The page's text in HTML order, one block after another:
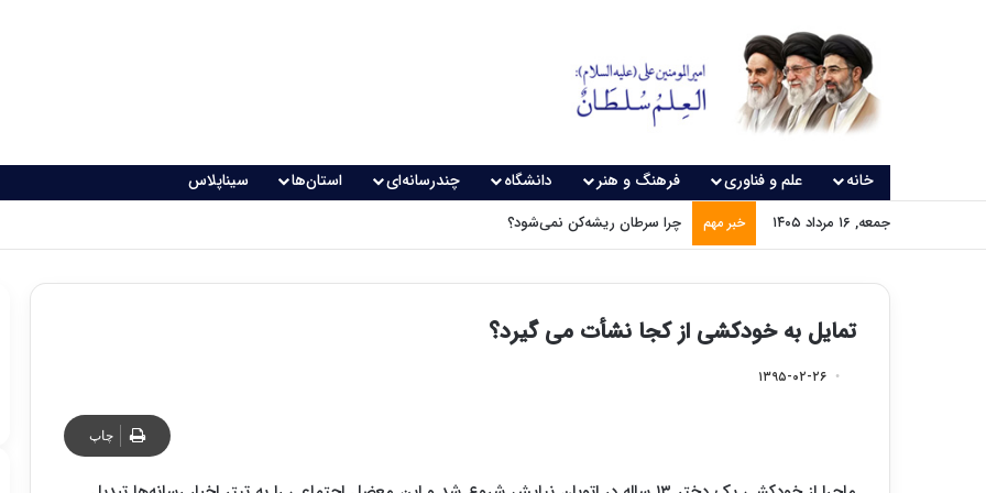
خانه علم و فناوری فرهنگ و هنر دانشگاه چندرسانه‌ای استان‌ها سیناپلاس
جمعه, ۱۶ مرداد ۱۴۰۵ خبر مهم چرا سرطان ریشه‌کن نمی‌شود؟
تمایل به خودکشی از کجا نشأت می گیرد؟
۱۳۹۵-۰۲-۲۶
چاپ